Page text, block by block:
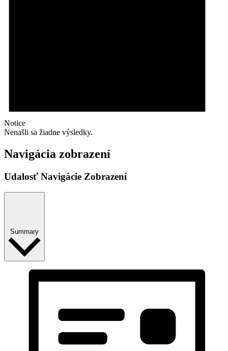
Notice
Nenašli sa žiadne výsledky.
Navigácia zobrazení
Udalosť Navigácie Zobrazení
Summary